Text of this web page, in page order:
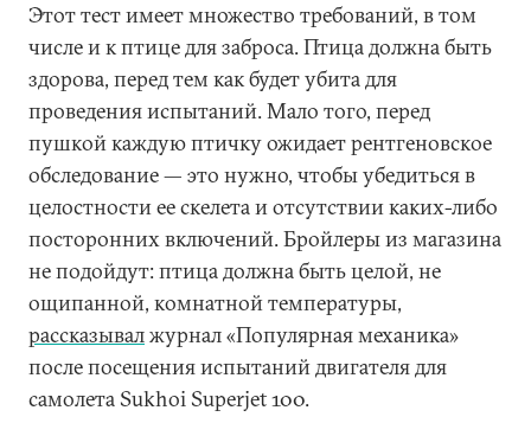
Этот тест имеет множество требований, в том
числе и к птице для заброса. Птица должна быть
здорова, перед тем как будет убита для
проведения испытаний. Мало того, перед
пушкой каждую птичку ожидает рентгеновское
обследование — это нужно, чтобы убедиться в
целостности ее скелета и отсутствии каких-либо
посторонних включений. Бройлеры из магазина
не подойдут: птица должна быть целой, не
ощипанной, комнатной температуры,
рассказывалжурнал «Популярная механика»
после посещения испытаний двигателя для
самолета Sukhoi Superjet 100.